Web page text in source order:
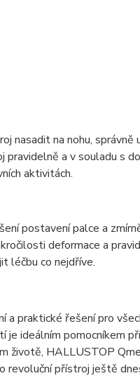
nasadit na nohu,
a v souladu s
aktivitách.
postavení palce a
deformace a
léčbu co nejdříve.
a praktické řešení pro
je ideálním pomocníkem
životě, HALLUSTOP
revoluční přístroj ještě